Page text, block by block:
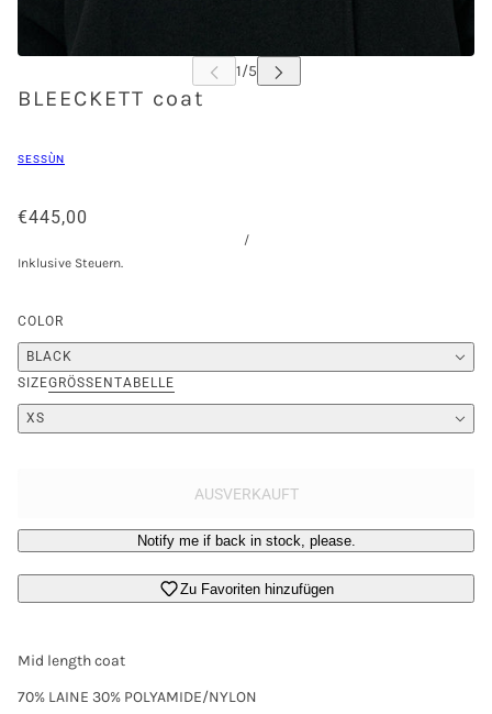
BLEECKETT coat
SESSÙN
€445,00
/
Inklusive Steuern.
COLOR
BLACK
SIZEGRÖSSENTABELLE
XS
AUSVERKAUFT
Notify me if back in stock, please.
Zu Favoriten hinzufügen
Mid length coat
70% LAINE 30% POLYAMIDE/NYLON